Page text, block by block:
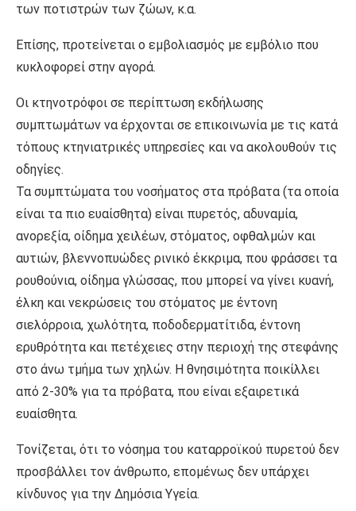
των ποτιστρών των ζώων, κ.α.
Επίσης, προτείνεται ο εμβολιασμός με εμβόλιο που
κυκλοφορεί στην αγορά.
Οι κτηνοτρόφοι σε περίπτωση εκδήλωσης
συμπτωμάτων να έρχονται σε επικοινωνία με τις κατά
τόπους κτηνιατρικές υπηρεσίες και να ακολουθούν τις
οδηγίες.
Τα συμπτώματα του νοσήματος στα πρόβατα (τα οποία
είναι τα πιο ευαίσθητα) είναι πυρετός, αδυναμία,
ανορεξία, οίδημα χειλέων, στόματος, οφθαλμών και
αυτιών, βλεννοπυώδες ρινικό έκκριμα, που φράσσει τα
ρουθούνια, οίδημα γλώσσας, που μπορεί να γίνει κυανή,
έλκη και νεκρώσεις του στόματος με έντονη
σιελόρροια, χωλότητα, ποδοδερματίτιδα, έντονη
ερυθρότητα και πετέχειες στην περιοχή της στεφάνης
στο άνω τμήμα των χηλών. Η θνησιμότητα ποικίλλει
από 2-30% για τα πρόβατα, που είναι εξαιρετικά
ευαίσθητα.
Τονίζεται, ότι το νόσημα του καταρροϊκού πυρετού δεν
προσβάλλει τον άνθρωπο, επομένως δεν υπάρχει
κίνδυνος για την Δημόσια Υγεία.